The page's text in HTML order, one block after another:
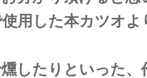
用した本カツオ
したりといった